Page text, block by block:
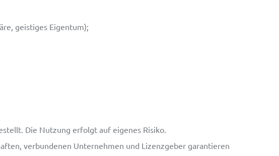
geistiges Eigentum);
Die Nutzung erfolgt auf eigenes Risiko.
verbundenen Unternehmen und Lizenzgeber garantieren